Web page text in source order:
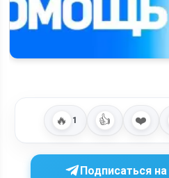
🔥 1 👍 ❤️
Подписаться